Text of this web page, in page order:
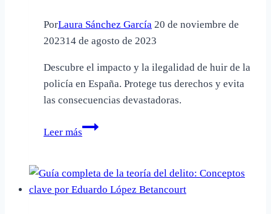
PorLaura Sánchez García 20 de noviembre de
202314 de agosto de 2023
Descubre el impacto y la ilegalidad de huir de la
policía en España. Protege tus derechos y evita
las consecuencias devastadoras.
Leer más
Consecuencias
de
la